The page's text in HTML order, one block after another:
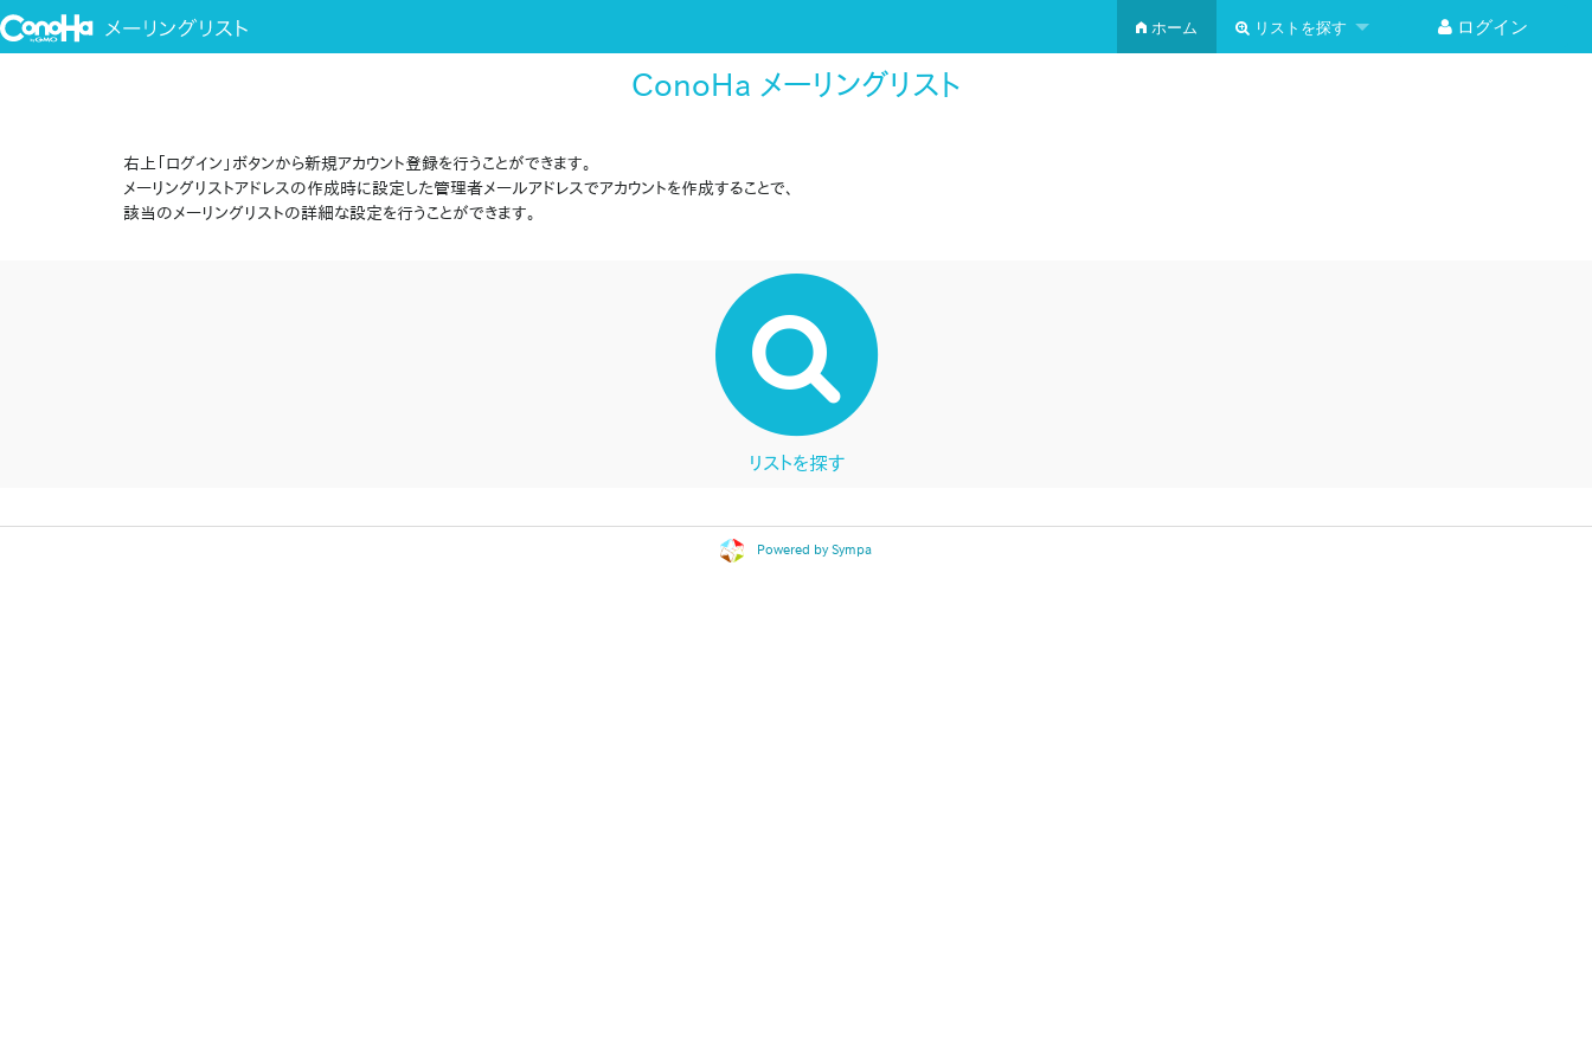
ホーム リストを探す ログイン
ConoHa メーリングリスト
右上「ログイン」ボタンから新規アカウント登録を行うことができます。
メーリングリストアドレスの作成時に設定した管理者メールアドレスでアカウントを作成することで、
該当のメーリングリストの詳細な設定を行うことができます。
リストを探す
Powered by Sympa